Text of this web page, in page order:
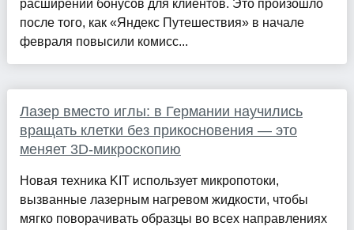
расширении бонусов для клиентов. Это произошло
после того, как «Яндекс Путешествия» в начале
февраля повысили комисс...
Лазер вместо иглы: в Германии научились
вращать клетки без прикосновения — это
меняет 3D-микроскопию
Новая техника KIT использует микропотоки,
вызванные лазерным нагревом жидкости, чтобы
мягко поворачивать образцы во всех направлениях